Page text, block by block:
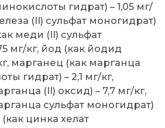
гидрат) – 1,05 мг/
(II) сульфат моногидрат)
меди (II) сульфат
мг/кг, йод (как йодид
марганец (как марганца
гидрат) – 2,1 мг/кг,
(II) оксид) – 7,7 мг/кг,
сульфат моногидрат)
цинка хелат